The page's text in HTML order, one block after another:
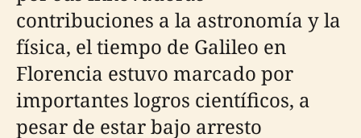
contribuciones a la astronomía y la
física, el tiempo de Galileo en
Florencia estuvo marcado por
importantes logros científicos, a
pesar de estar bajo arresto